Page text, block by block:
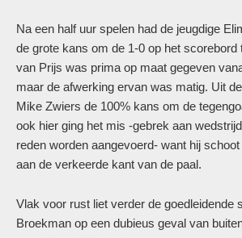
Na een half uur spelen had de jeugdige
de grote kans om de 1-0 op het
van Prijs was prima op maat gegeven
maar de afwerking ervan was matig. Uit
Mike Zwiers de 100% kans om de
ook hier ging het mis -gebrek aan
reden worden aangevoerd- want hij
aan de verkeerde kant van de paal.
Vlak voor rust liet verder de goedleidende
Broekman op een dubieus geval van